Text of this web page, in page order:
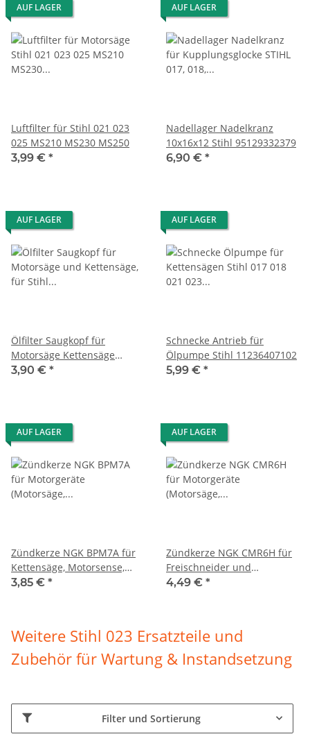
AUF LAGER
Luftfilter für Stihl 021 023
025 MS210 MS230 MS250
3,99 € *
AUF LAGER
Nadellager Nadelkranz
10x16x12 Stihl 95129332379
6,90 € *
AUF LAGER
Ölfilter Saugkopf für
Motorsäge Kettensäge
11236403800
3,90 € *
AUF LAGER
Schnecke Antrieb für
Ölpumpe Stihl 11236407102
5,99 € *
AUF LAGER
Zündkerze NGK BPM7A für
Kettensäge, Motorsense,
Heckenschere
3,85 € *
AUF LAGER
Zündkerze NGK CMR6H für
Freischneider und
Motorsense
4,49 € *
Weitere Stihl 023 Ersatzteile und
Zubehör für Wartung & Instandsetzung
Filter und Sortierung